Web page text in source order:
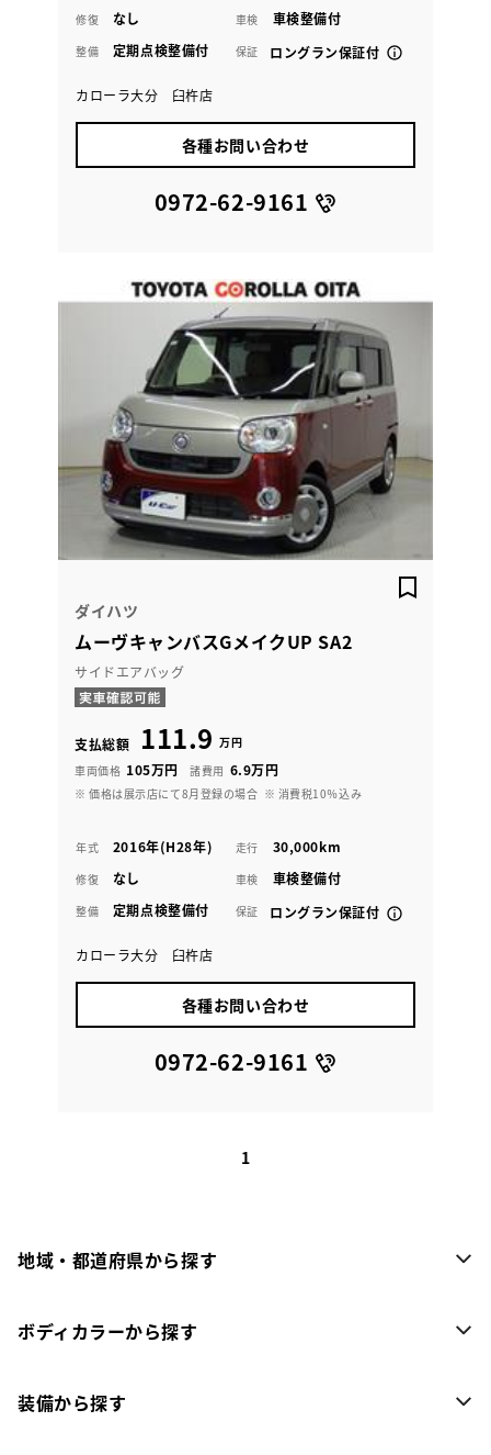
修復 なし 車検 車検整備付
整備 定期点検整備付 保証 ロングラン保証付
カローラ大分 臼杵店
各種お問い合わせ
0972-62-9161
ダイハツ
ムーヴキャンバスGメイクUP SA2
サイドエアバッグ
支払総額 111.9 万円
車両価格 105万円 諸費用 6.9万円
※ 価格は展示店にて8月登録の場合 ※ 消費税10％込み
年式 2016年(H28年) 走行 30,000km
修復 なし 車検 車検整備付
整備 定期点検整備付 保証 ロングラン保証付
カローラ大分 臼杵店
各種お問い合わせ
0972-62-9161
1
地域・都道府県から探す
ボディカラーから探す
装備から探す